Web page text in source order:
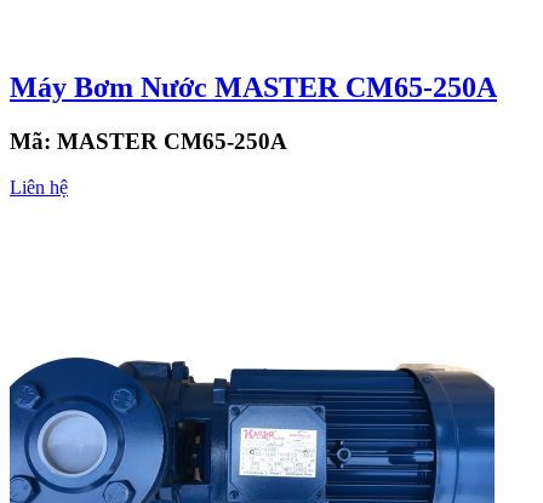
Máy Bơm Nước MASTER CM65-250A
Mã: MASTER CM65-250A
Liên hệ